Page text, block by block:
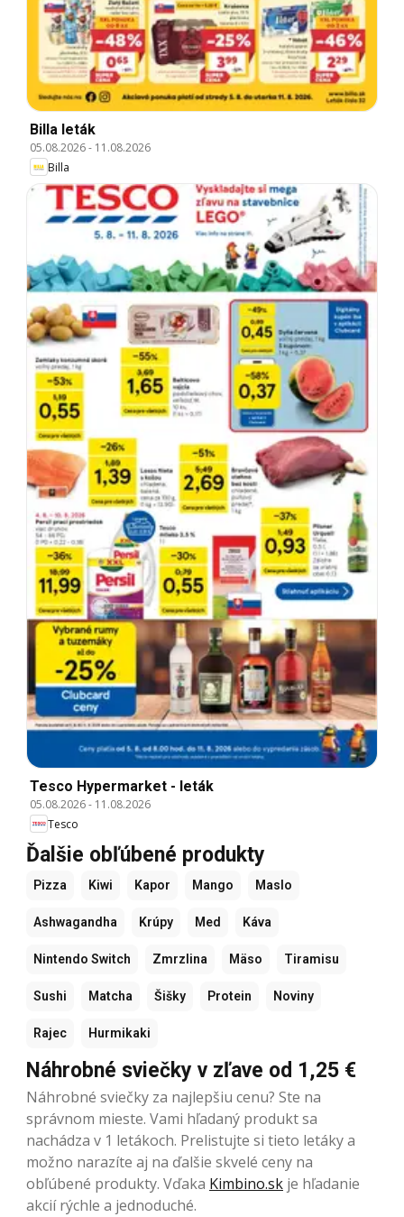
Billa leták
05.08.2026- 11.08.2026
Billa
Tesco Hypermarket - leták
05.08.2026- 11.08.2026
Tesco
Ďalšie obľúbené produkty
Pizza Kiwi Kapor Mango Maslo
Ashwagandha Krúpy Med Káva
Nintendo Switch Zmrzlina Mäso Tiramisu
Sushi Matcha Šišky Protein Noviny
Rajec Hurmikaki
Náhrobné sviečky v zľave od 1,25 €
Náhrobné sviečky za najlepšiu cenu? Ste na
správnom mieste. Vami hľadaný produkt sa
nachádza v 1 letákoch. Prelistujte si tieto letáky a
možno narazíte aj na ďalšie skvelé ceny na
obľúbené produkty. Vďaka Kimbino.sk je hľadanie
akcií rýchle a jednoduché.